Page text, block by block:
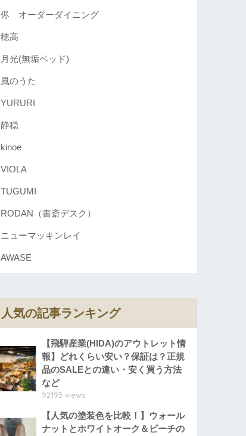
侭 オーダーダイニング
穂高
月光(無垢ベッド)
風のうた
YURURI
静穏
kinoe
VIOLA
TUGUMI
RODAN（書斎デスク）
ニューマッキンレイ
AWASE
人気の記事ランキング
【飛騨産業(HIDA)のアウトレット情
報】どれくらい安い？保証は？正規
品のSALEとの違い・安く買う方法
など
92193 views
【人気の塗装色を比較！】ウォール
ナットとホワイトオーク＆ビーチの